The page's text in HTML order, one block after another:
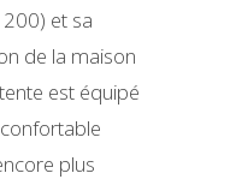
et sa
de la maison
est équipé
plus